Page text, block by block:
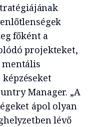
főként a
projekteket,
mentális
Manager. „A
ápol olyan
lévő